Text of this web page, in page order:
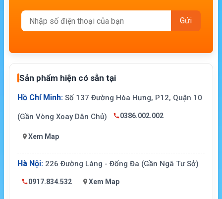
Sản phẩm hiện có sẵn tại
Hồ Chí Minh: Số 137 Đường Hòa Hưng, P12, Quận 10
(Gần Vòng Xoay Dân Chủ) 0386.002.002
Xem Map
Hà Nội: 226 Đường Láng - Đống Đa (Gần Ngã Tư Sở)
0917.834.532 Xem Map